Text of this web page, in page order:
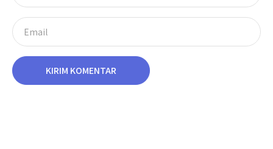
KIRIM KOMENTAR